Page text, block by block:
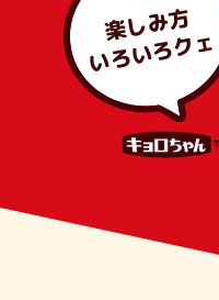
楽しみ方
いろいろクェ